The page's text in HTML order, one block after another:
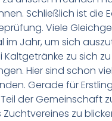
Schließlich ist die
Viele
im Jahr, um sich
zu sich
Hier sind schon
Gerade für
der Gemeinschaft
Zuchtvereines zu